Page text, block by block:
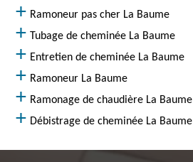
Ramoneur pas cher La Baume
Tubage de cheminée La Baume
Entretien de cheminée La Baume
Ramoneur La Baume
Ramonage de chaudière La Baume
Débistrage de cheminée La Baume